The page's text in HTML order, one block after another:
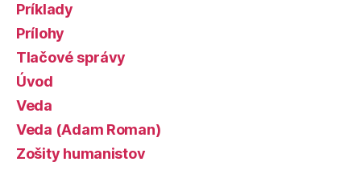
Príklady
Prílohy
Tlačové správy
Úvod
Veda
Veda (Adam Roman)
Zošity humanistov